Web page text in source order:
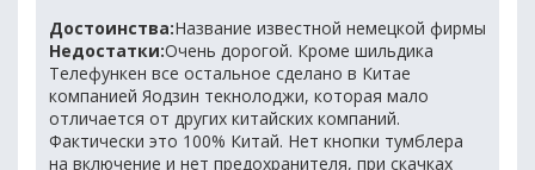
Достоинства:Название известной немецкой фирмы
Недостатки:Очень дорогой. Кроме шильдика
Телефункен все остальное сделано в Китае
компанией Яодзин текнолоджи, которая мало
отличается от других китайских компаний.
Фактически это 100% Китай. Нет кнопки тумблера
на включение и нет предохранителя, при скачках